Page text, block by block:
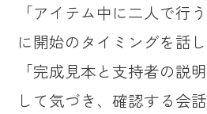
「アイテム中に二人で行
に開始のタイミングを話
「完成見本と支持者の説
して気づき、確認する会